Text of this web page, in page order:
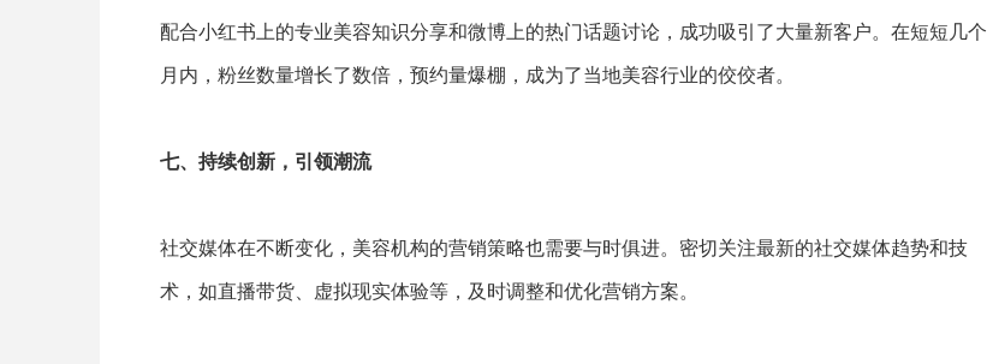
配合小红书上的专业美容知识分享和微博上的热门话题讨论，成功吸引了大量新客户。在短短几个
月内，粉丝数量增长了数倍，预约量爆棚，成为了当地美容行业的佼佼者。
七、持续创新，引领潮流
社交媒体在不断变化，美容机构的营销策略也需要与时俱进。密切关注最新的社交媒体趋势和技
术，如直播带货、虚拟现实体验等，及时调整和优化营销方案。